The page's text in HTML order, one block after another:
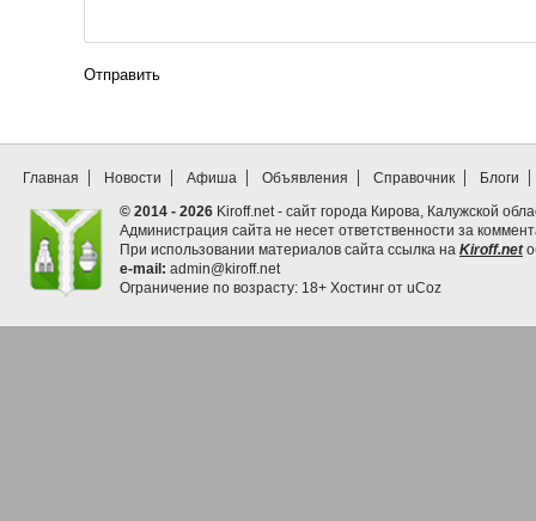
Отправить
Главная Новости Афиша Объявления Справочник
Блоги
© 2014 - 2026 Kiroff.net - сайт города Кирова, Калужской
Администрация сайта не несет ответственности за
При использовании материалов сайта ссылка на Kiroff.net
e-mail: admin@kiroff.net
Ограничение по возрасту: 18+ Хостинг от uCoz